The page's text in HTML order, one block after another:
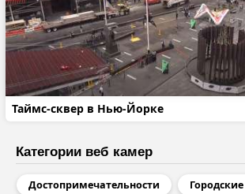
Таймс-сквер в Нью-Йорке
Категории веб камер
Достопримечательности